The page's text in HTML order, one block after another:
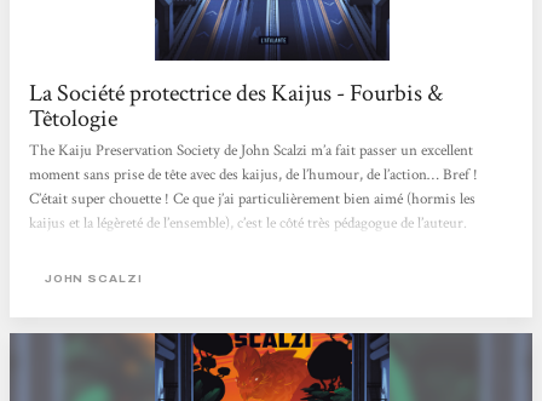
La Société protectrice des Kaijus - Fourbis &
Têtologie
The Kaiju Preservation Society de John Scalzi m’a fait passer un excellent
moment sans prise de tête avec des kaijus, de l’humour, de l’action… Bref !
C’était super chouette ! Ce que j’ai particulièrement bien aimé (hormis les
kaijus et la légèreté de l’ensemble), c’est le côté très pédagogue de l’auteur.
tout bien. Niveau histoire, on a Jamie, livreur new-yorkais en pleine pandémie
animaux »....
JOHN SCALZI